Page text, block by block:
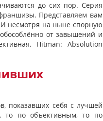
до сих пор. Серия
Представляем вам
И несмотря на ныне спорную
от завышений и
Hitman: Absolution
показавших себя с лучшей
то по объективным, то по